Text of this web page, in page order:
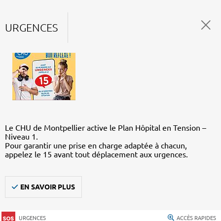
URGENCES
Le CHU de Montpellier active le Plan Hôpital en Tension –
Niveau 1.
Pour garantir une prise en charge adaptée à chacun,
appelez le 15 avant tout déplacement aux urgences.
EN SAVOIR PLUS
URGENCES ACCÈS RAPIDES